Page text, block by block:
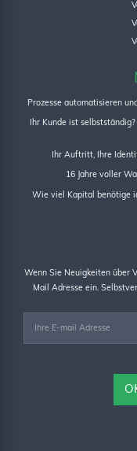
Prozesse automatisieren
Ihr Kunde ist
Ihr Auftritt, Ihre
16 Jahre voller
Wie viel Kapital benötige
Wenn Sie Neuigkeiten über
Mail Adresse ein.